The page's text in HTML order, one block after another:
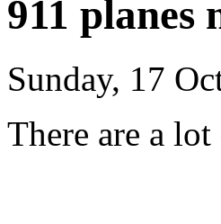
911 planes
Sunday, 17
There are a